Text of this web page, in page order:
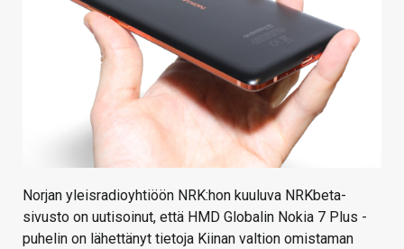
Norjan yleisradioyhtiöön NRK:hon kuuluva NRKbeta-
sivusto on uutisoinut, että HMD Globalin Nokia 7 Plus -
puhelin on lähettänyt tietoja Kiinan valtion omistaman